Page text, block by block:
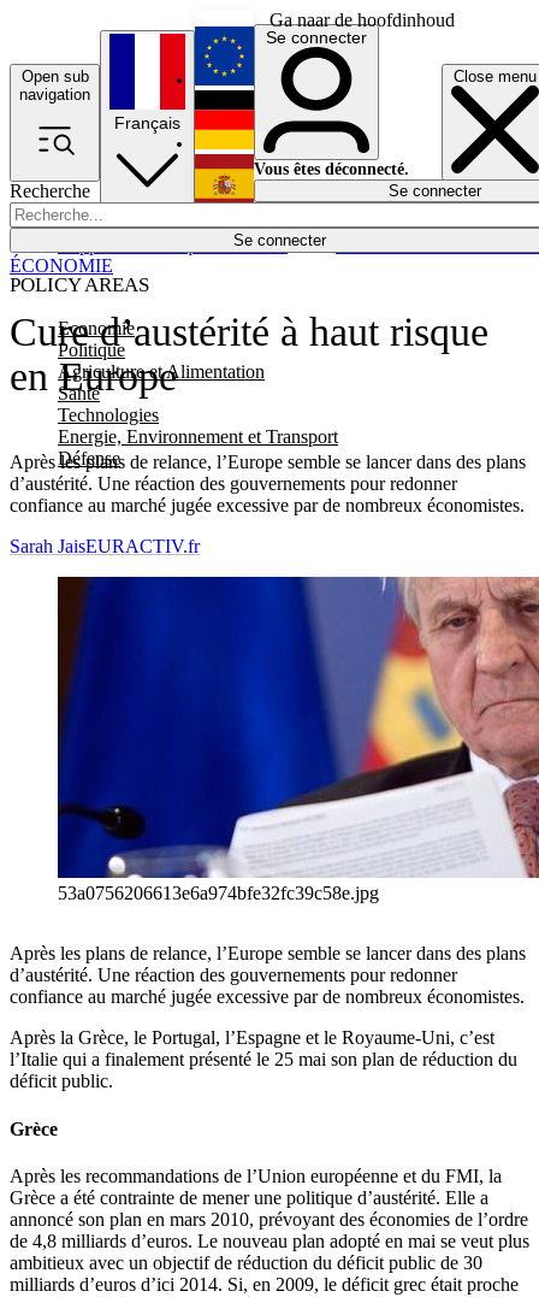
Ga naar de hoofdinhoud
Open sub
navigation
Close menu
Recherche
Se connecter
POLICY AREAS
Economie
Politique
Agriculture et Alimentation
Santé
Technologies
Energie, Environnement et Transport
Défense
Économie
Français
English
Deutsch
Español
Se connecter
Vous êtes déconnecté.
Se connecter
Cure d’austérité à haut risque
en Europe
Après les plans de relance, l’Europe semble se lancer dans des plans
d’austérité. Une réaction des gouvernements pour redonner
confiance au marché jugée excessive par de nombreux économistes.
ÉCONOMIE
Sarah JaisEURACTIV.fr
53a0756206613e6a974bfe32fc39c58e.jpg
Après les plans de relance, l’Europe semble se lancer dans des plans
d’austérité. Une réaction des gouvernements pour redonner
confiance au marché jugée excessive par de nombreux économistes.
Après la Grèce, le Portugal, l’Espagne et le Royaume-Uni, c’est
l’Italie qui a finalement présenté le 25 mai son plan de réduction du
déficit public.
Grèce
Après les recommandations de l’Union européenne et du FMI, la
Grèce a été contrainte de mener une politique d’austérité. Elle a
annoncé son plan en mars 2010, prévoyant des économies de l’ordre
de 4,8 milliards d’euros. Le nouveau plan adopté en mai se veut plus
ambitieux avec un objectif de réduction du déficit public de 30
milliards d’euros d’ici 2014. Si, en 2009, le déficit grec était proche